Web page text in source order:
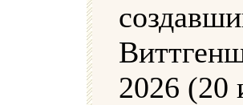
2026 (20